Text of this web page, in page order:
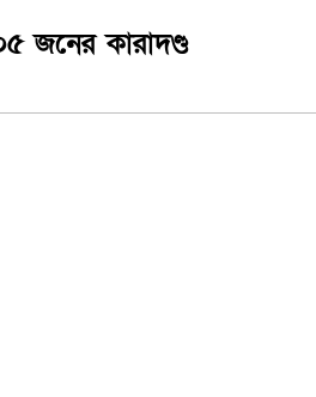
জনের কারাদণ্ড